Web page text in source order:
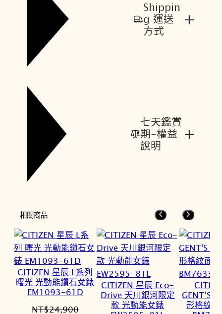
Shippin
g 運送
方式
+
七天鑑賞
期-權益
說明
+
相關商品
CITIZEN 星辰 L系列
曙光 光動能鑽石女錶
EM1093-61D
NT$24,900
CITIZEN 星辰 Eco-
Drive 天川銀河限定
款 光動能女錶
GENT’S
形格紋